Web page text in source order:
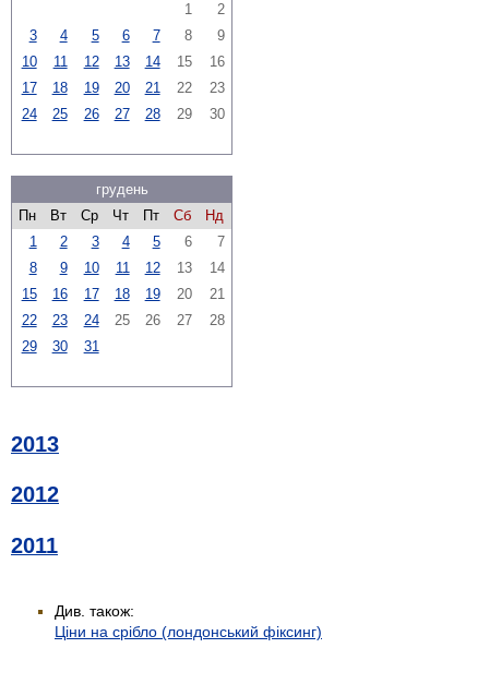
1
2
3
4 5 6 7 8
9
10
11 12 13 14 15
16
17
18 19 20 21 22
23
24
25 26 27 28 29 30
грудень
Пн
Вт Ср Чт Пт Сб
Нд
1
2 3 4 5 6
7
8
9 10 11 12 13
14
15
16 17 18 19 20
21
22
23 24 25 26 27
28
29
30 31
2013
2012
2011
Див. також:
Ціни на срібло (лондонський фіксинг)